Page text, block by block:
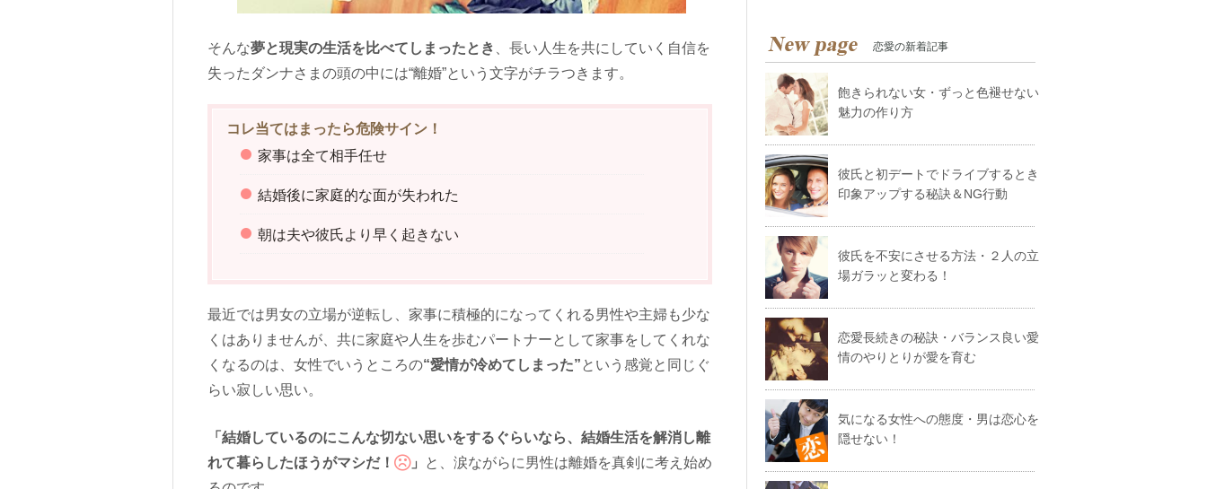
そんな夢と現実の生活を比べてしまったとき
、長い人生を共にしていく自信を
失ったダンナさまの頭の中には“離婚”という文字がチラつきます。
コレ当てはまったら危険サイン！
家事は全て相手任せ
結婚後に家庭的な面が失われた
朝は夫や彼氏より早く起きない
最近では男女の立場が逆転し、家事に積極的になってくれる男性や主婦も少な
くはありませんが、共に家庭や人生を歩むパートナーとして家事をしてくれな
くなるのは、女性でいうところの“愛情が冷めてしまった”という感覚と同じぐ
らい寂しい思い。
「結婚しているのにこんな切ない思いをするぐらいなら、結婚生活を解消し離
れて暮らしたほうがマシだ！
」
と、涙ながらに男性は離婚を真剣に考え始め
恋愛の新着記事
飽きられない女・ずっと色褪せない
魅力の作り方
彼氏と初デートでドライブするとき
印象アップする秘訣＆NG行動
彼氏を不安にさせる方法・２人の立
場ガラッと変わる！
恋愛長続きの秘訣・バランス良い愛
情のやりとりが愛を育む
気になる女性への態度・男は恋心を
隠せない！